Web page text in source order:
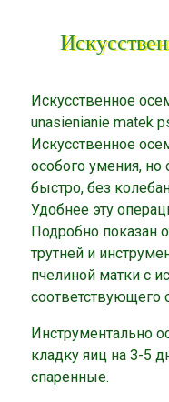
Искусственное
unasienianie matek
Искусственное
особого умения,
быстро, без
Удобнее эту
Подробно показан
трутней и
пчелиной матки с
соответствующего
Инструментально
кладку яиц на 3-5
спаренные.